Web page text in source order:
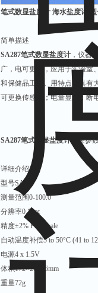
笔式数显盐度计 海水盐度计 型
简单描述
SA287笔式数显盐度计 ，仪器
广，电可更换，应用于实验室
和保健品工业。用特点：具有
可更换传感器；电量显示；
SA287笔式数显盐度计 相关参
详细介绍
型号SA287
测量范围0-100.0
分辨率0.1ppt
精度±2% Full Scale
自动温度补偿5 to 50°C (41 to
电源4 x 1.5V
体积172×26×26mm
重量72g